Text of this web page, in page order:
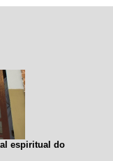
espiritual do